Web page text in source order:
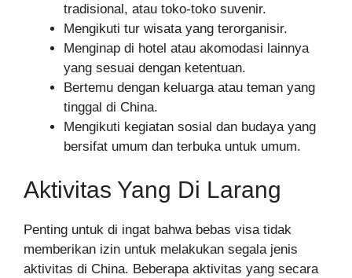
tradisional, atau toko-toko suvenir.
Mengikuti tur wisata yang terorganisir.
Menginap di hotel atau akomodasi lainnya
yang sesuai dengan ketentuan.
Bertemu dengan keluarga atau teman yang
tinggal di China.
Mengikuti kegiatan sosial dan budaya yang
bersifat umum dan terbuka untuk umum.
Aktivitas Yang Di Larang
Penting untuk di ingat bahwa bebas visa tidak
memberikan izin untuk melakukan segala jenis
aktivitas di China. Beberapa aktivitas yang secara